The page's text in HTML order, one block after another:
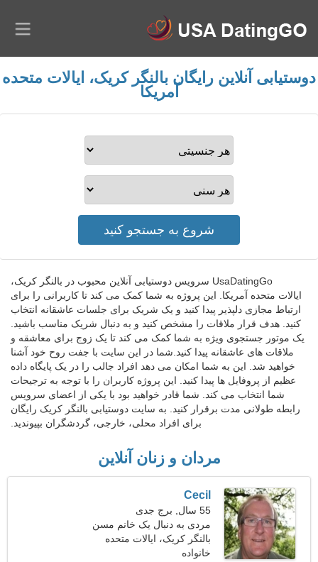
دوستیابی آنلاین رایگان بالنگر کریک، ایالات متحده
آمریکا
UsaDatingGo سرویس دوستیابی آنلاین محبوب در بالنگر کریک،
ایالات متحده آمریکا. این پروژه به شما کمک می کند تا کاربرانی را برای
ارتباط مجازی دلپذیر پیدا کنید و یک شریک برای جلسات عاشقانه انتخاب
کنید. هدف قرار ملاقات را مشخص کنید و به دنبال شریک مناسب باشید.
یک موتور جستجوی ویژه به شما کمک می کند تا یک زوج برای معاشقه و
ملاقات های عاشقانه پیدا کنید.شما در این سایت با جفت روح خود آشنا
خواهید شد. این به شما امکان می دهد افراد جالب را در یک پایگاه داده
عظیم از پروفایل ها پیدا کنید. این پروژه کاربران را با توجه به ترجیحات
شما انتخاب می کند. شما قادر خواهید بود با یکی از اعضای سرویس
رابطه طولانی مدت برقرار کنید. به سایت دوستیابی بالنگر کریک رایگان
برای افراد محلی، خارجی، گردشگران بپیوندید.
مردان و زنان آنلاین
Cecil
55 سال, برج جدی
مردی به دنبال یک خانم مسن
بالنگر کریک، ایالات متحده
آمریکا
خانواده